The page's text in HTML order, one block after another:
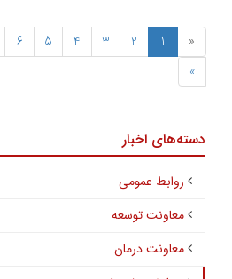
«
1
2
3
4
5
6
»
دسته‌های اخبار
روابط عمومی
معاونت توسعه
معاونت درمان